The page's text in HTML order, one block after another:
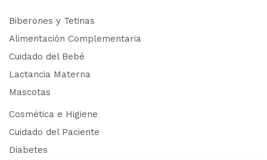
Biberones y Tetinas
Alimentación Complementaria
Cuidado del Bebé
Lactancia Materna
Mascotas
Cosmética e Higiene
Cuidado del Paciente
Diabetes